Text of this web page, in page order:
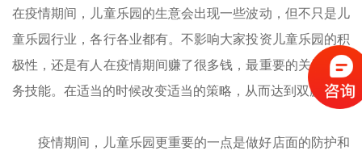
在疫情期间，儿童乐园的生意会出现一些波动，但不只是儿
童乐园行业，各行各业都有。不影响大家投资儿童乐园的积
极性，还是有人在疫情期间赚了很多钱，最重要的关键是业
务技能。在适当的时候改变适当的策略，从而达到双赢。
疫情期间，儿童乐园更重要的一点是做好店面的防护和